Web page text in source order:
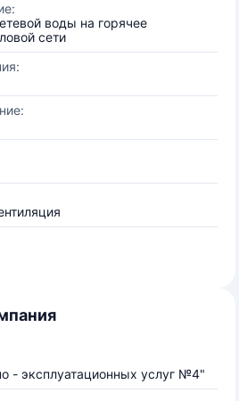
воды на горячее
сети
- эксплуатационных услуг №4"